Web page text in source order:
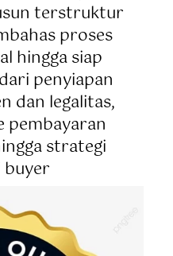
terstruktur
proses
hingga siap
penyiapan
dan legalitas,
pembayaran
strategi